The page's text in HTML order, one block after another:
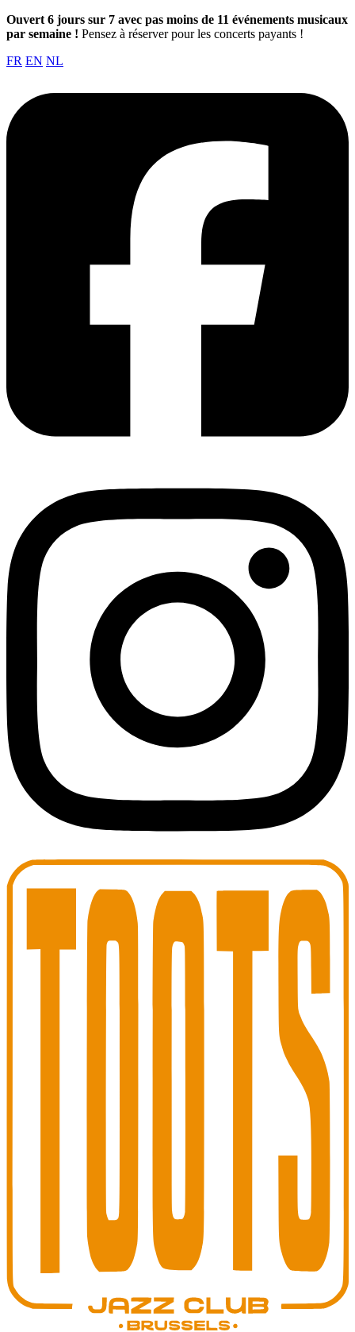
Ouvert 6 jours sur 7 avec pas moins de 11 événements musicaux
par semaine ! Pensez à réserver pour les concerts payants !
FR EN NL
Toots Jazz Club